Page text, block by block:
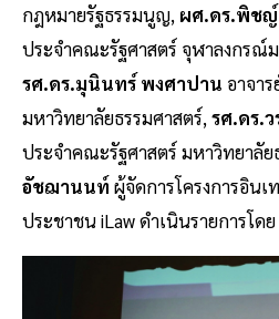
กฎหมายรัฐธรรมนูญ, ผศ.ดร.พิช
ประจำคณะรัฐศาสตร์ จุฬาลงกรณ์
รศ.ดร.มุนินทร์ พงศาปาน อาจา
มหาวิทยาลัยธรรมศาสตร์, รศ.ดร.
ประจำคณะรัฐศาสตร์ มหาวิทยาลัย
อัชฌานนท์ ผู้จัดการโครงการอิน
ประชาชน iLaw ดำเนินรายการโดย